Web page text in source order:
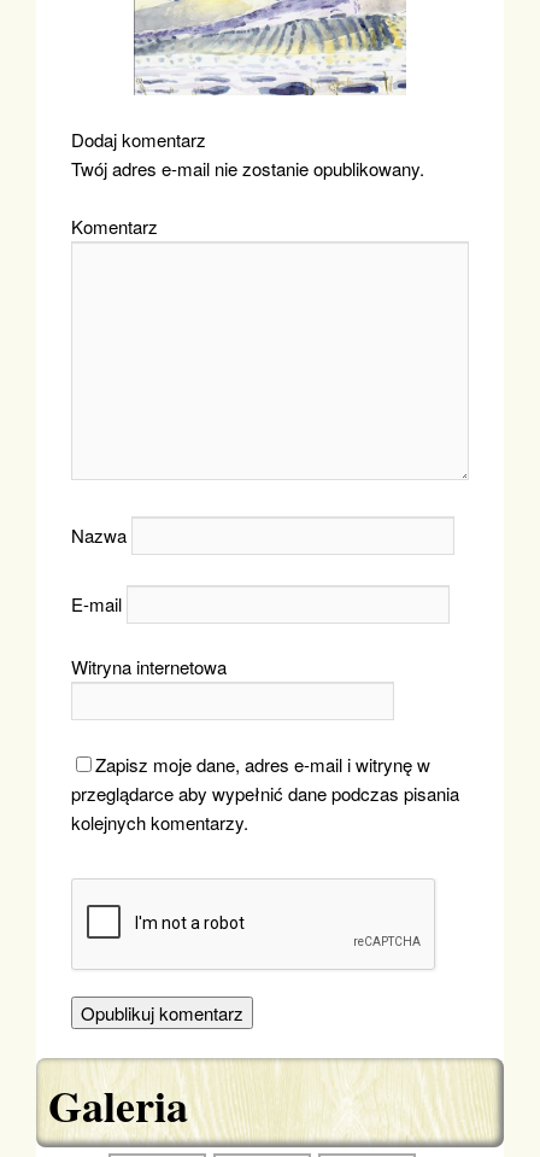
Dodaj komentarz
Twój adres e-mail nie zostanie opublikowany.
Komentarz
Nazwa
E-mail
Witryna internetowa
Zapisz moje dane, adres e-mail i witrynę w
przeglądarce aby wypełnić dane podczas pisania
kolejnych komentarzy.
Galeria